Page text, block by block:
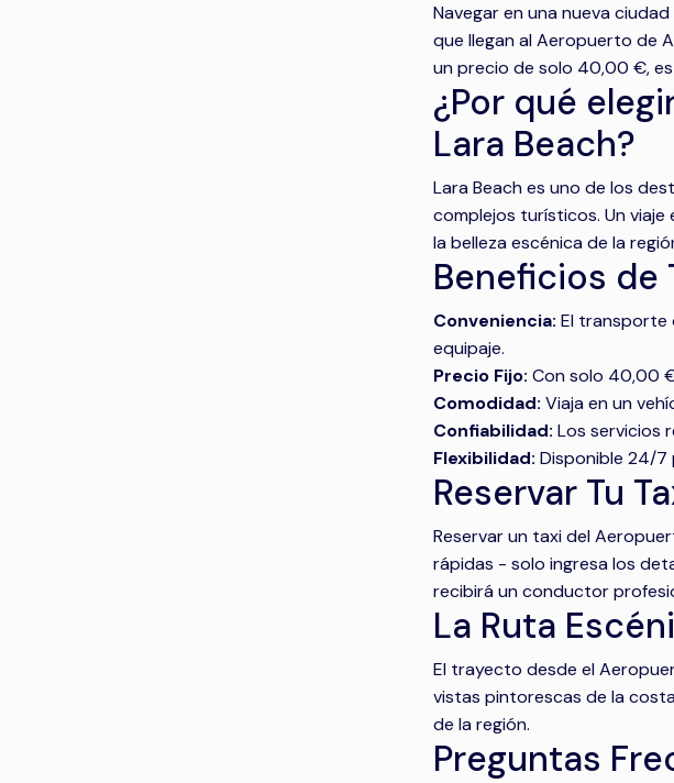
Navegar en una nueva
que llegan al Aeropuerto de
un precio de solo 40,00 €,
¿Por qué
Lara Beach?
Lara Beach es uno de los
complejos turísticos. Un
la belleza escénica de la
Beneficios de
Conveniencia: El transporte
equipaje.
Precio Fijo: Con solo 40,00
Comodidad: Viaja en un
Confiabilidad: Los servicios
Flexibilidad: Disponible 24/7
Reservar Tu
Reservar un taxi del
rápidas - solo ingresa los
recibirá un conductor
La Ruta
El trayecto desde el
vistas pintorescas de la
de la región.
Preguntas